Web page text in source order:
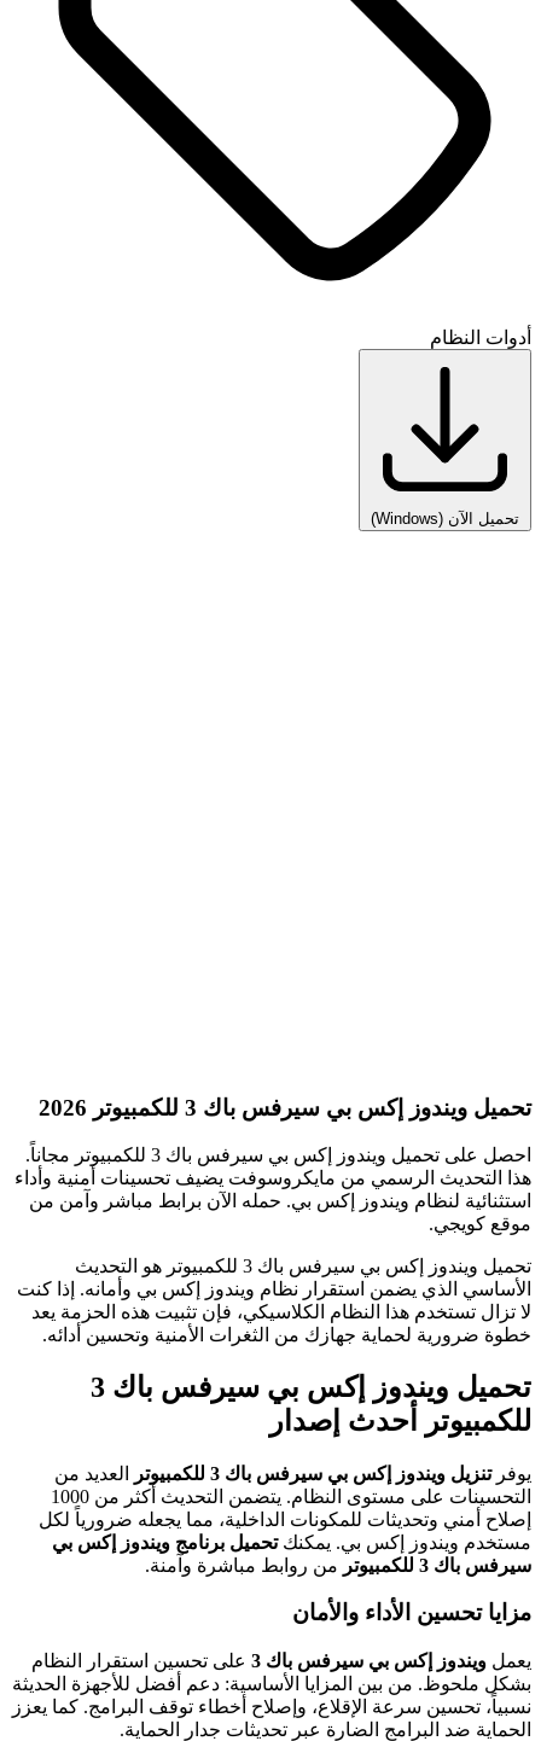
أدوات النظام
تحميل الآن (Windows)
تحميل ويندوز إكس بي سيرفس باك 3 للكمبيوتر 2026
احصل على تحميل ويندوز إكس بي سيرفس باك 3 للكمبيوتر مجاناً.
هذا التحديث الرسمي من مايكروسوفت يضيف تحسينات أمنية وأداء
استثنائية لنظام ويندوز إكس بي. حمله الآن برابط مباشر وآمن من
موقع كويجي.
تحميل ويندوز إكس بي سيرفس باك 3 للكمبيوتر هو التحديث
الأساسي الذي يضمن استقرار نظام ويندوز إكس بي وأمانه. إذا كنت
لا تزال تستخدم هذا النظام الكلاسيكي، فإن تثبيت هذه الحزمة يعد
خطوة ضرورية لحماية جهازك من الثغرات الأمنية وتحسين أدائه.
تحميل ويندوز إكس بي سيرفس باك 3
للكمبيوتر أحدث إصدار
يوفرتنزيل ويندوز إكس بي سيرفس باك 3 للكمبيوتر
العديد من
التحسينات على مستوى النظام. يتضمن التحديث أكثر من 1000
إصلاح أمني وتحديثات للمكونات الداخلية، مما يجعله ضرورياً لكل
مستخدم ويندوز إكس بي. يمكنكتحميل برنامج ويندوز إكس بي
سيرفس باك 3 للكمبيوتر
من روابط مباشرة وآمنة.
مزايا تحسين الأداء والأمان
يعمل ويندوز إكس بي سيرفس باك 3
على تحسين استقرار النظام
بشكل ملحوظ. من بين المزايا الأساسية: دعم أفضل للأجهزة الحديثة
نسبياً، تحسين سرعة الإقلاع، وإصلاح أخطاء توقف البرامج. كما يعزز
الحماية ضد البرامج الضارة عبر تحديثات جدار الحماية.